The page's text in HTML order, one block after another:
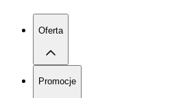
Oferta
Promocje